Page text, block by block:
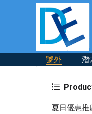
號外
夏日優惠推